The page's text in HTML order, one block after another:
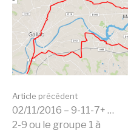
Lire
Article précédent
02/11/2016 – 9-11-7+ …
2-9 ou le groupe 1 à